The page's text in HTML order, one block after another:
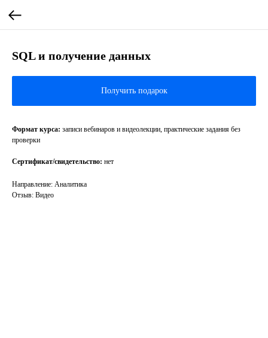
SQL и получение данных
Получить подарок
Формат курса: записи вебинаров и видеолекции, практические задания без
проверки
Сертификат/свидетельство: нет
Направление: Аналитика
Отзыв: Видео